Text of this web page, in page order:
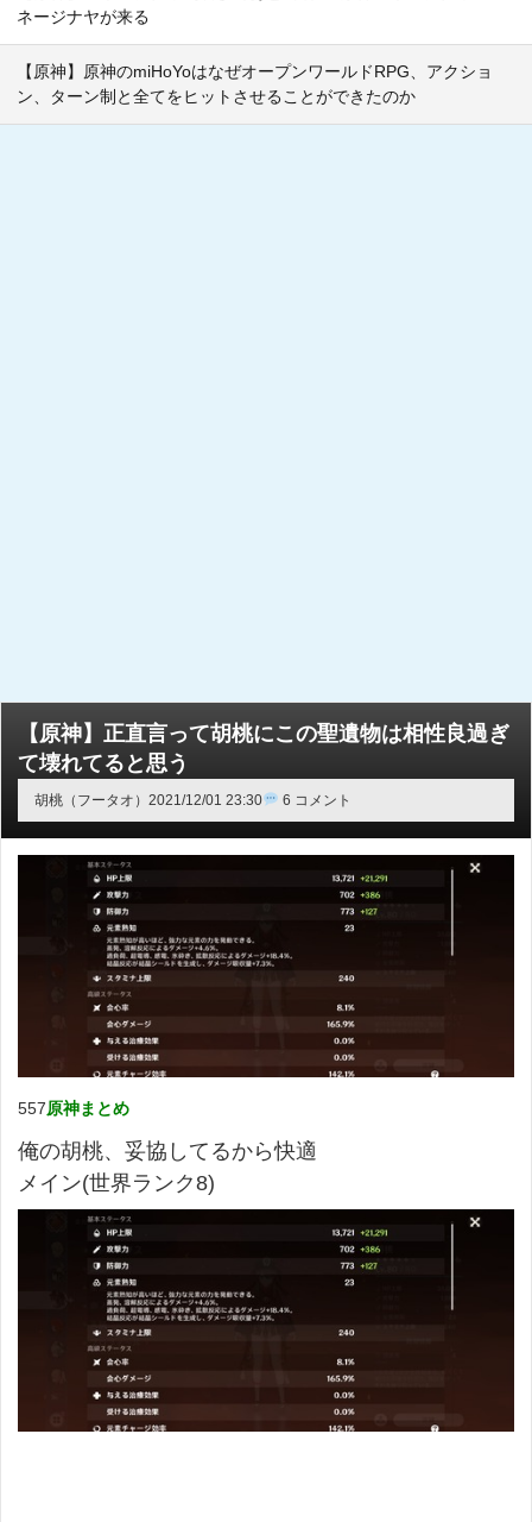
ネージナヤが来る
【原神】原神のmiHoYoはなぜオープンワールドRPG、アクショ
ン、ターン制と全てをヒットさせることができたのか
【原神】正直言って胡桃にこの聖遺物は相性良過ぎ
て壊れてると思う
胡桃（フータオ） 2021/12/01 23:30 6 コメント
557原神まとめ
俺の胡桃、妥協してるから快適
メイン(世界ランク8)